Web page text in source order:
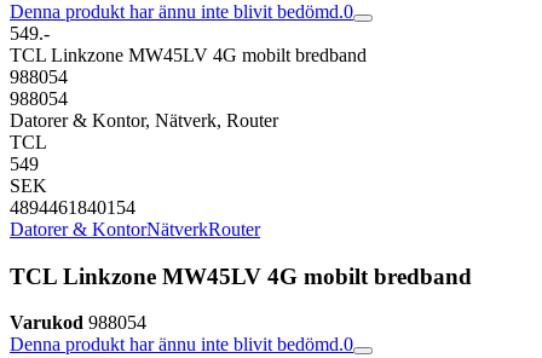
Denna produkt har ännu inte blivit bedömd.0
549.-
TCL Linkzone MW45LV 4G mobilt bredband
988054
988054
Datorer & Kontor, Nätverk, Router
TCL
549
SEK
4894461840154
Datorer & KontorNätverkRouter
TCL Linkzone MW45LV 4G mobilt bredband
Varukod 988054
Denna produkt har ännu inte blivit bedömd.0